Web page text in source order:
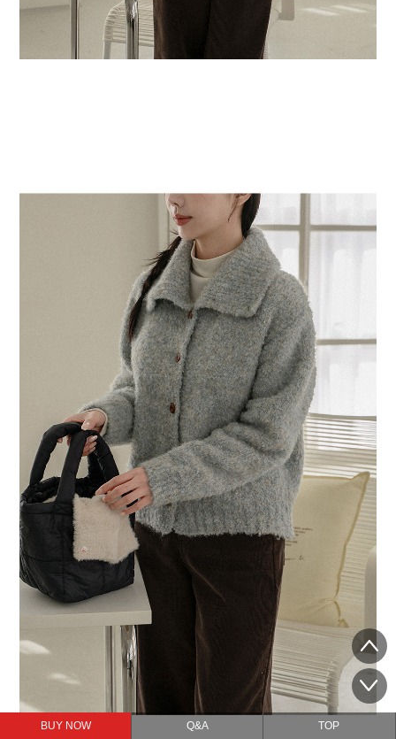
BUY NOW Q&A TOP